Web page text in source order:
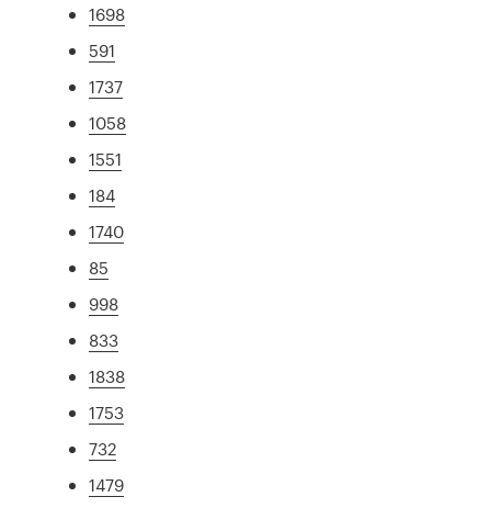
1698
591
1737
1058
1551
184
1740
85
998
833
1838
1753
732
1479